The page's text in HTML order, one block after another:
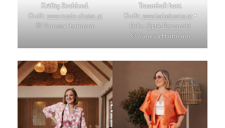
Kräftig Strahlend.
Outfit: www.mode-choise.at
© Vanessa Hartmann
Traumhaft bunt.
Outfit: www.balaskovics.at•
Brille: Optik Petronczki
© Vanessa Hartmann